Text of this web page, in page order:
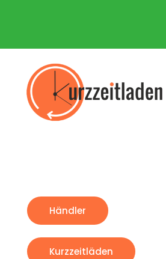
Händler
Kurzzeitläden